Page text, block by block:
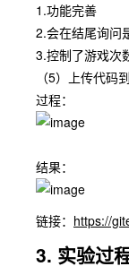
1.功能完善
2.会在结尾询问
3.控制了游戏次
（5）上传代码
过程：
结果：
链接： https://
3. 实验过